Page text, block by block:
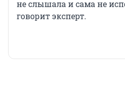
не слышала и сама не
говорит эксперт.